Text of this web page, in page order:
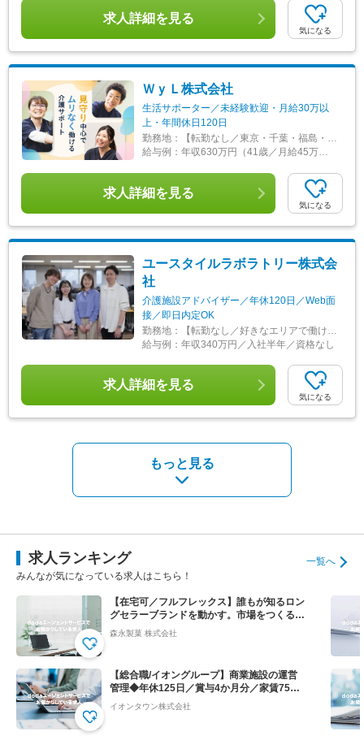
求人詳細を見る
気になる
ＷｙＬ株式会社
生活サポーター／未経験歓迎・月給30万以
上・年間休日120日
勤務地：
【転勤なし／東京・千葉・福島・福岡】★「ウィルの家」への訪問介護か、居宅への訪問介護かはご希望に応じます。 ＜勤務先＞ ■ウィルの家みずえ／2026年10月オープン予定 東京都江戸川区江戸川1丁目8 アクセス：都営新宿線「瑞江駅」徒歩15分 ■ウィルの家みのり台／2027年1月オープン予定 千葉県松戸市稔台7丁目46-17 アクセス：新京成線「みのり台駅」徒歩8分 ■ウィルの重度訪問介護 東京 東京都江東区猿江1-18-9 前田ビル2階 204号室 アクセス：半蔵門線・新宿線「住吉駅」より徒歩6分 ■ウィルの重度訪問介護 福島 福島県郡山市桑野2-2-16 藤尾ビル402 アクセス：JR郡山駅より自動車で12分 ■ウィルの重度訪問介護 福岡 福岡県福岡市博多区築港本町6-1 福岡印刷会館401 アクセス：空港線・箱崎線「中洲川端駅」より自動車で6分 ＜WyL株式会社 本部＞ 東京都墨田区錦糸1-2-1 リージャス錦糸町アルカセントラル ビジネスセンターオフィス148 最寄り駅：錦糸町駅 ※受動喫煙対策：屋内全面禁煙 ※変更の範囲：会社の定める事業所 ※転居を伴う転勤なし
給与例： 年収630万円（41歳／月給45万円＋諸手当＋賞与）
求人詳細を見る
気になる
ユースタイルラボラトリー株式会
社
介護施設アドバイザー／年休120日／Web面
接／即日内定OK
勤務地：
【転勤なし／好きなエリアで働ける】 希望エリアのクライアント先（介護・病院関連施設）へ配属 「できれば車通勤がいい」「未経験なので先輩スタッフと一緒に働きたい」等ご相談ください！ ━━【配属エリア】━━ ＜1＞北海道・東北／北海道、岩手※、宮城、福島 ＜2＞北関東／茨城、栃木、群馬 ＜3＞首都圏／東京、神奈川、埼玉、千葉 ＜4＞甲信越／長野、新潟 ＜5＞東海／愛知、静岡、岐阜 ＜6＞関西／大阪、京都、兵庫、和歌山、奈良※ ＜7＞中四国／広島※、岡山※ ＜8＞九州／福岡、熊本※、長崎※、大分※、鹿児島※ ☆各所に契約施設があり、住む場所が変わってもキャリアを長期的に築くことができます！ （※印のエリアは経験者のみ採用中です） ☆勤務地住所は一例となります。 ━━【転居希望者向けの働き方も】━━ 将来的に地元を離れたい方は、半年ほど地元勤務後、東京神奈川など首都圏への転勤も可能！ 移住支援制度（費用会社負担）もあり、早期キャリアアップも見込めます！
給与例： 年収340万円／入社半年／資格なし
求人詳細を見る
気になる
もっと見る
求人ランキング
一覧へ
みんなが気になっている求人はこちら！
【在宅可／フルフレックス】誰もが知るロン
グセラーブランドを動かす。市場をつくる提
案営業◆ハイチュウ等
森永製菓 株式会社
【総合職/イオングループ】商業施設の運営
管理◆年休125日／賞与4か月分／家賃75％
会社負担！
イオンタウン株式会社